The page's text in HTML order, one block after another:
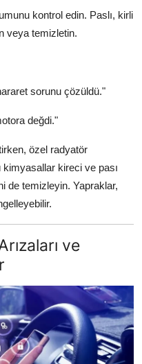
kontrol edin. Paslı, kirli
veya temizletin.
sorunu çözüldü."
değdi."
özel radyatör
kireci ve pası
de temizleyin. Yapraklar,
ve